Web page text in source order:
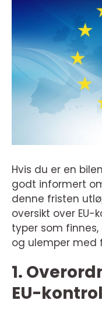
Hvis du er en
godt informert
denne fristen
oversikt over EU-
typer som
og ulemper med
1.
EU-